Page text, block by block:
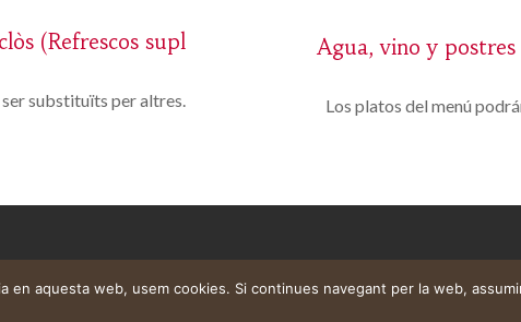
(Refrescos supl
substituïts per altres.
Agua, vino y postres
Los platos del menú
en aquesta web, usem cookies. Si continues navegant per la web,